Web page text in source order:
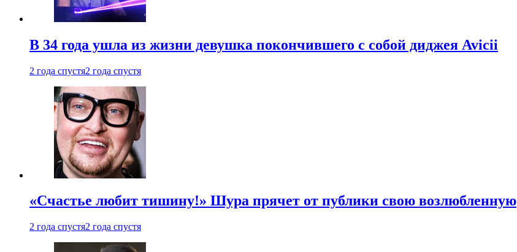
В 34 года ушла из жизни девушка покончившего с собой диджея Avicii
2 года спустя2 года спустя
«Счастье любит тишину!» Шура прячет от публики свою возлюбленную
2 года спустя2 года спустя